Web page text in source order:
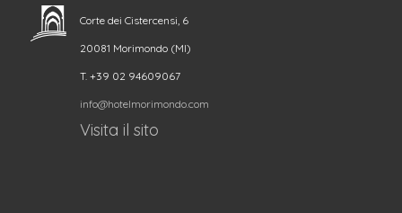
Corte dei Cistercensi, 6
20081 Morimondo (MI)
T. +39 02 94609067
info@hotelmorimondo.com
Visita il sito